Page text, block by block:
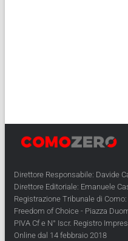
Direttore Responsabile: Davide
Direttore Editoriale: Emanuele
Registrazione Tribunale di
Freedom of Choice - Piazza
PIVA Cf e N° Iscr. Registro
Online dal 14 febbraio 2018